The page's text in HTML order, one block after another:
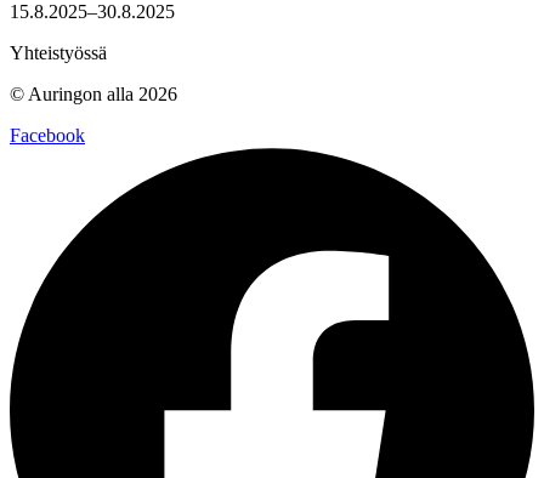
15.8.2025–30.8.2025
Yhteistyössä
© Auringon alla 2026
Facebook